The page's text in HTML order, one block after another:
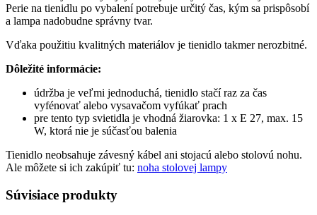
Perie na tienidlu po vybalení potrebuje určitý čas, kým sa prispôsobí
a lampa nadobudne správny tvar.
Vďaka použitiu kvalitných materiálov je tienidlo takmer nerozbitné.
Dôležité informácie:
údržba je veľmi jednoduchá, tienidlo stačí raz za čas
vyfénovať alebo vysavačom vyfúkať prach
pre tento typ svietidla je vhodná žiarovka: 1 x E 27, max. 15
W, ktorá nie je súčasťou balenia
Tienidlo neobsahuje závesný kábel ani stojacú alebo stolovú nohu.
Ale môžete si ich zakúpiť tu: noha stolovej lampy
Súvisiace produkty